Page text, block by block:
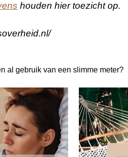
houden hier toezicht op.
al gebruik van een slimme meter?